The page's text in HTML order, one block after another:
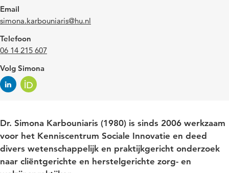
Email
simona.karbouniaris@hu.nl
Telefoon
06 14 215 607
Volg Simona
Dr. Simona Karbouniaris (1980) is sinds 2006 werkzaam
voor het Kenniscentrum Sociale Innovatie en deed
divers wetenschappelijk en praktijkgericht onderzoek
naar cliëntgerichte en herstelgerichte zorg- en